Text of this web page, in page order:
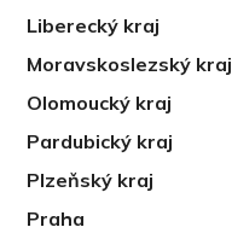
Liberecký kraj
Moravskoslezský kraj
Olomoucký kraj
Pardubický kraj
Plzeňský kraj
Praha